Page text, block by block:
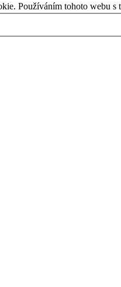
Používáním tohoto webu s